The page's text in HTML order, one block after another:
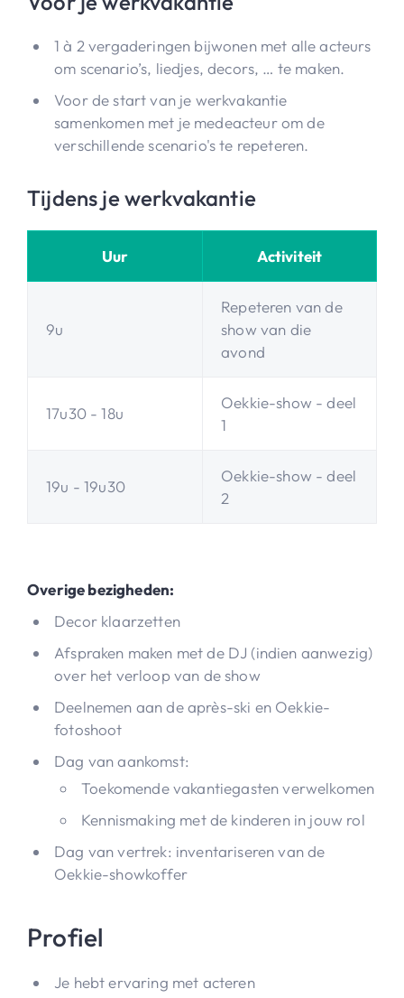
1 à 2 vergaderingen bijwonen met alle acteurs
om scenario’s, liedjes, decors, … te maken.
Voor de start van je werkvakantie
samenkomen met je medeacteur om de
verschillende scenario's te repeteren.
Tijdens je werkvakantie
Uur Activiteit
9u
Repeteren van de
show van die
avond
17u30 - 18u
Oekkie-show - deel
1
19u - 19u30
Oekkie-show - deel
2
Overige bezigheden:
Decor klaarzetten
Afspraken maken met de DJ (indien aanwezig)
over het verloop van de show
Deelnemen aan de après-ski en Oekkie-
fotoshoot
Dag van aankomst:
Toekomende vakantiegasten verwelkomen
Kennismaking met de kinderen in jouw rol
Dag van vertrek: inventariseren van de
Oekkie-showkoffer
Profiel
Je hebt ervaring met acteren